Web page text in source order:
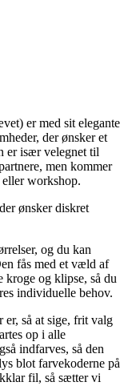
er med sit elegante
der ønsker et
er især velegnet til
men kommer
workshop.
ønsker diskret
og du kan
fås med et væld af
og klipse, så du
individuelle behov.
så at sige, frit valg
op i alle
indfarves, så den
blot farvekoderne på
fil, så sætter vi